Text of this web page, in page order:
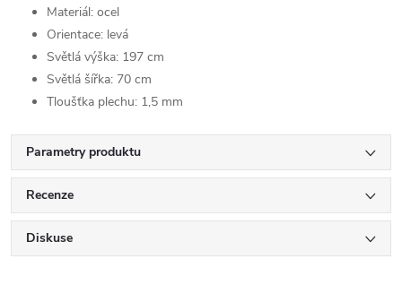
Materiál: ocel
Orientace: levá
Světlá výška: 197 cm
Světlá šířka: 70 cm
Tloušťka plechu: 1,5 mm
Parametry produktu
Recenze
Diskuse